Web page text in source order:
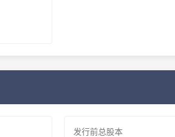
发行前总股本